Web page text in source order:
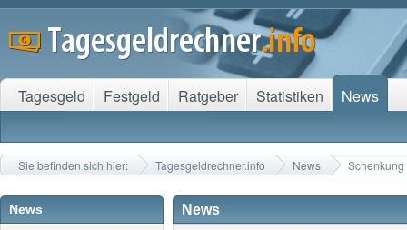
Sie befinden sich hier: Tagesgeldrechner.info News Schenkung
News News
Tagesgeld Festgeld Ratgeber Statistiken News